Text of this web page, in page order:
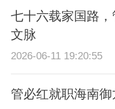
七十六载家国路
文脉
2026-06-11 19:20:55
管必红就职海南